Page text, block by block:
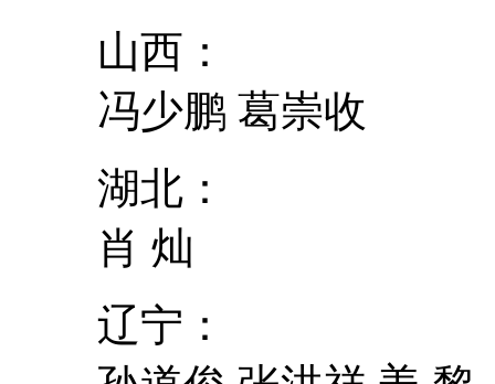
山西：
冯少鹏 葛崇收
湖北：
肖 灿
辽宁：